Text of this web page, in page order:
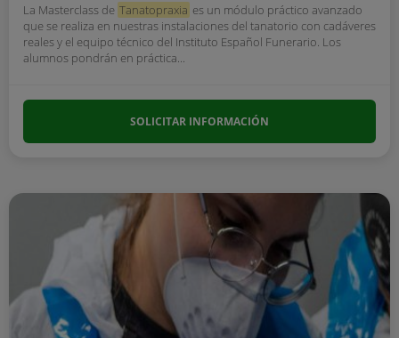
La Masterclass de Tanatopraxia es un módulo práctico avanzado
que se realiza en nuestras instalaciones del tanatorio con cadáveres
reales y el equipo técnico del Instituto Español Funerario. Los
alumnos pondrán en práctica...
SOLICITAR INFORMACIÓN